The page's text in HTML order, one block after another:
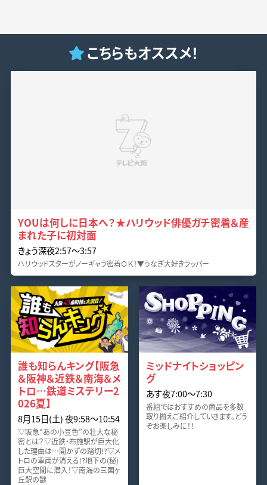
こちらもオススメ！
YOUは何しに日本へ？★ハリウッド俳優ガチ密着＆産
まれた子に初対面
きょう深夜2:57〜3:57
ハリウッドスターがノーギャラ密着ＯＫ！▼うなぎ大好きラッパー
誰も知らんキング【阪急
＆阪神＆近鉄＆南海＆メ
トロ…鉄道ミステリー2
026夏】
8月15日(土) 夜9:58〜10:54
▽阪急“あの小豆色”の壮大な秘
密とは？▽近鉄・布施駅が巨大化
した理由は…開かずの踏切!?▽メ
トロの車両が消える!?地下の(秘)
巨大空間に潜入！▽南海の三国ヶ
丘駅の謎
ミッドナイトショッピン
グ
あす夜7:00〜7:30
番組ではおすすめの商品を多数
取り揃えご紹介していきます。どう
ぞお楽しみに！！